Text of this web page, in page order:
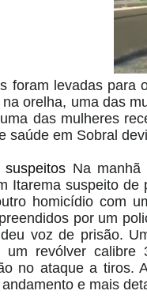
foram levadas para
orelha, uma das
das mulheres
saúde em Sobral
Na
Itarema suspeito
homicídio com
por um
voz de prisão.
um revólver
no ataque a tiros.
e mais